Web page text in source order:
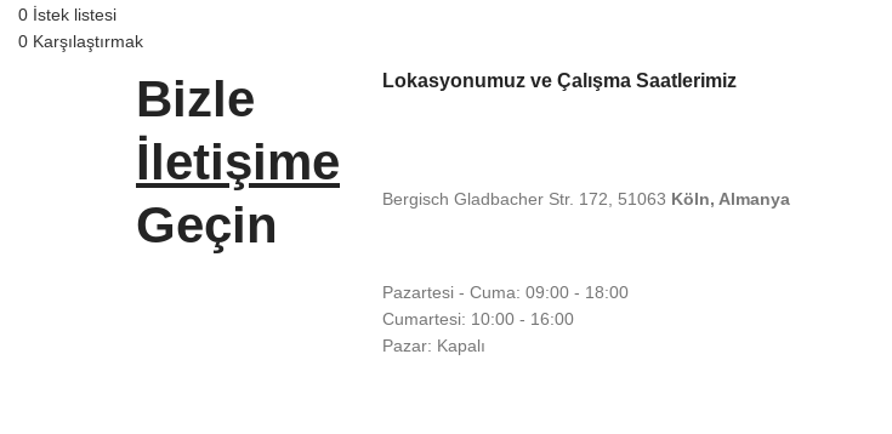
0 İstek listesi
0 Karşılaştırmak
Bizle
İletişime
Geçin
Lokasyonumuz ve Çalışma Saatlerimiz
Bergisch Gladbacher Str. 172, 51063 Köln, Almanya
Pazartesi - Cuma: 09:00 - 18:00
Cumartesi: 10:00 - 16:00
Pazar: Kapalı